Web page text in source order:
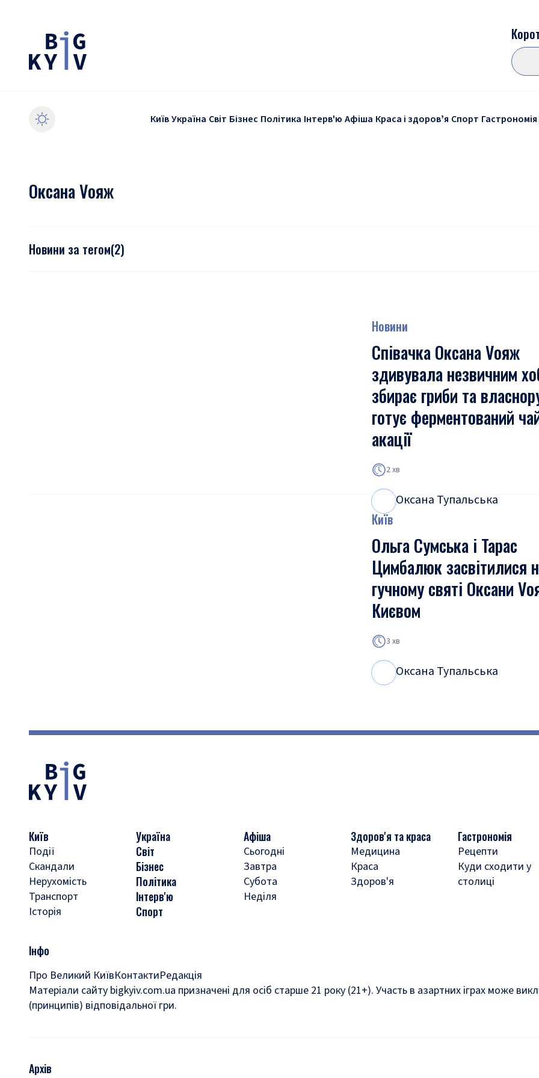
КиївУкраїна Світ Бізнес Політика Інтерв'ю Афіша Краса і здоровʼя Спорт Гастрономія
Оксана Vояж
Новини за тегом(2)
Новини
Співачка Оксана Vояж
здивувала незвичним
збирає гриби та
готує ферментований
акації
2 хв
Оксана Тупальська
Київ
Ольга Сумська і Тарас
Цимбалюк засвітилися
гучному святі Оксани
Києвом
3 хв
Оксана Тупальська
Київ
Події
Скандали
Нерухомість
Транспорт
Історія
Україна
Світ
Бізнес
Політика
Інтерв'ю
Спорт
Афіша
Сьогодні
Завтра
Субота
Неділя
Здоров'я та краса
Медицина
Краса
Здоров'я
Гастрономія
Рецепти
Куди сходити у
столиці
Інфо
Про Великий КиївКонтактиРедакція
Матеріали сайту bigkyiv.com.ua призначені для осіб старше 21 року (21+). Участь в азартних іграх може
(принципів) відповідальної гри.
Архів